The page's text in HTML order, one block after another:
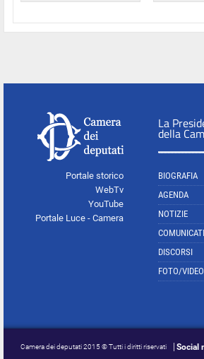
Portale storico
WebTv
YouTube
Portale Luce - Camera
La
della
BIOGRAFIA
AGENDA
NOTIZIE
COMUNICATI
DISCORSI
FOTO/VIDEO
Camera dei deputati 2015 © Tutti i diritti riservati Social